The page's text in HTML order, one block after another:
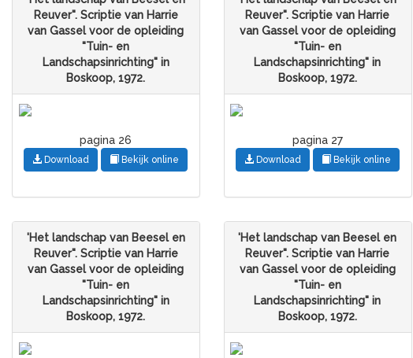
Reuver". Scriptie van Harrie
van Gassel voor de opleiding
"Tuin- en
Landschapsinrichting" in
Boskoop, 1972.
pagina 26
Download Bekijk online
Reuver". Scriptie van Harrie
van Gassel voor de opleiding
"Tuin- en
Landschapsinrichting" in
Boskoop, 1972.
pagina 27
Download Bekijk online
'Het landschap van Beesel en
Reuver". Scriptie van Harrie
van Gassel voor de opleiding
"Tuin- en
Landschapsinrichting" in
Boskoop, 1972.
'Het landschap van Beesel en
Reuver". Scriptie van Harrie
van Gassel voor de opleiding
"Tuin- en
Landschapsinrichting" in
Boskoop, 1972.